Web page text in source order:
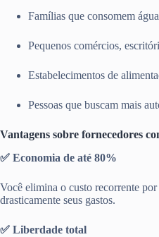
Famílias que consomem
Pequenos comércios,
Estabelecimentos de
Pessoas que buscam mais
Vantagens sobre fornecedores
✅ Economia de até 80%
Você elimina o custo recorrente
drasticamente seus gastos.
✅ Liberdade total